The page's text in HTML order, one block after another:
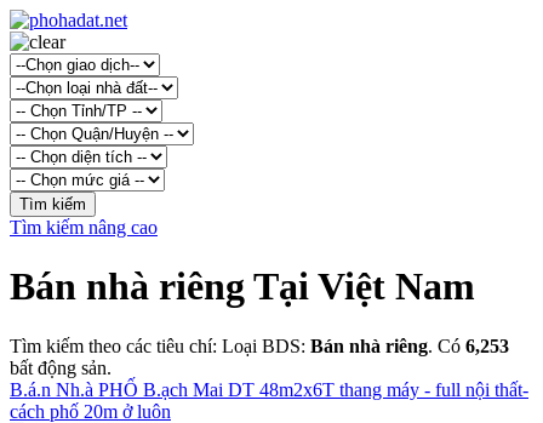
Tìm kiếm nâng cao
Bán nhà riêng Tại Việt Nam
Tìm kiếm theo các tiêu chí: Loại BDS: Bán nhà riêng. Có 6,253
bất động sản.
B.á.n Nh.à PHỐ B.ạch Mai DT 48m2x6T thang máy - full nội thất-
cách phố 20m ở luôn